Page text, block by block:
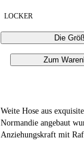
LOCKER
Die
Zum
Weite Hose aus
Normandie angebaut
Anziehungskraft mit